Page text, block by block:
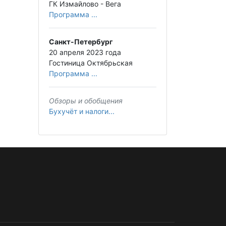
ГК Измайлово - Вега
Программа ...
Санкт-Петербург
20 апреля 2023 года
Гостиница Октябрьская
Программа ...
Обзоры и обобщения
Бухучёт и налоги...